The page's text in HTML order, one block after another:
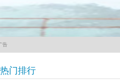
告
热门排行